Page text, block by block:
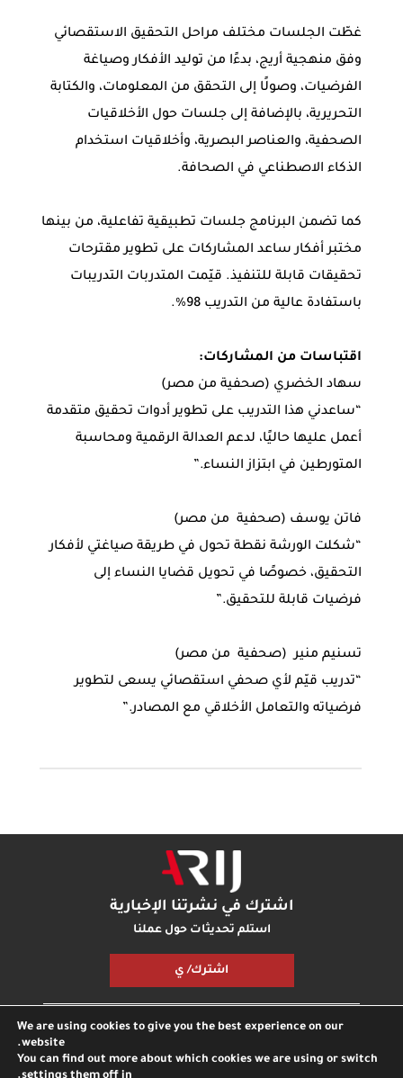
غطّت الجلسات مختلف مراحل التحقيق الاستقصائي
وفق منهجية أريج، بدءًا من توليد الأفكار وصياغة
الفرضيات، وصولًا إلى التحقق من المعلومات، والكتابة
التحريرية، بالإضافة إلى جلسات حول الأخلاقيات
الصحفية، والعناصر البصرية، وأخلاقيات استخدام
الذكاء الاصطناعي في الصحافة.
كما تضمن البرنامج جلسات تطبيقية تفاعلية، من بينها
مختبر أفكار ساعد المشاركات على تطوير مقترحات
تحقيقات قابلة للتنفيذ. قيّمت المتدربات التدريبات
باستفادة عالية من التدريب 98%.
اقتباسات من المشاركات:
سهاد الخضري (صحفية من مصر)
“ساعدني هذا التدريب على تطوير أدوات تحقيق متقدمة
أعمل عليها حاليًا، لدعم العدالة الرقمية ومحاسبة
المتورطين في ابتزاز النساء.”
فاتن يوسف (صحفية من مصر)
“شكلت الورشة نقطة تحول في طريقة صياغتي لأفكار
التحقيق، خصوصًا في تحويل قضايا النساء إلى
فرضيات قابلة للتحقيق.”
تسنيم منير (صحفية من مصر)
“تدريب قيّم لأي صحفي استقصائي يسعى لتطوير
فرضياته والتعامل الأخلاقي مع المصادر.”
اشترك في نشرتنا الإخبارية
استلم تحديثات حول عملنا
اشترك/ ي
مكتبة أريجبودكاست أريجاتصل بناشارك معنا
We are using cookies to give you the best experience on our
website.
You can find out more about which cookies we are using or switch